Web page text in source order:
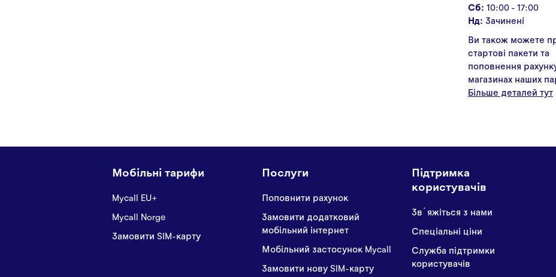
Сб: 10:00 - 17:00
Нд: Зачинені
Ви також можете
стартові пакети та
поповнення
магазинах наших
Більше деталей тут
Мобільні тарифи
Mycall EU+
Mycall Norge
Замовити SIM-карту
Послуги
Поповнити рахунок
Замовити додатковий
мобільний інтернет
Мобільний застосунок Mycall
Замовити нову SIM-карту
Підтримка
користувачів
Звʼяжіться з нами
Спеціальні ціни
Служба підтримки
користувачів